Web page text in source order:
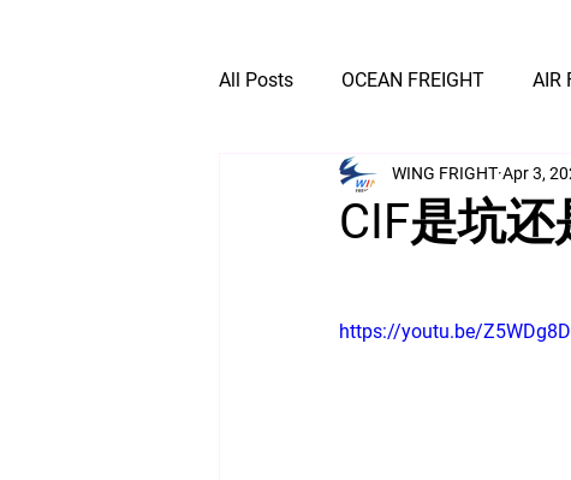
All Posts OCEAN FREIGHT AIR
EXPRESS DELIVERY
CIF是坑
WING FRIGHT Apr 3,
https://youtu.be/